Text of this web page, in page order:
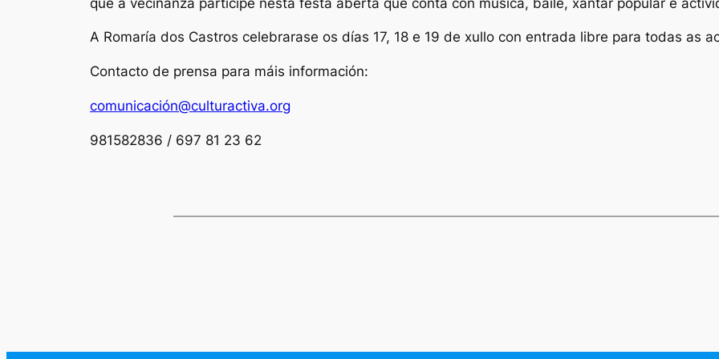
A Romaría dos Castros celebrarase os días 17, 18 e 19 de xullo con entrada libre para todas as
Contacto de prensa para máis información:
comunicación@culturactiva.org
981582836 / 697 81 23 62